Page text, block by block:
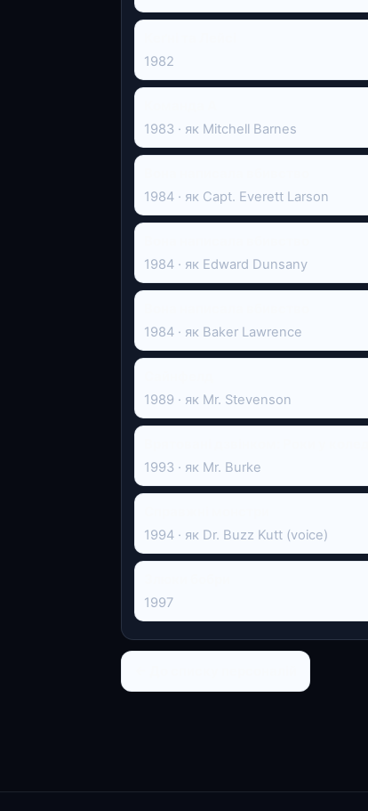
1982
1983 · як Mitchell Barnes
1984 · як Capt. Everett Larson
1984 · як Edward Dunsany
1984 · як Baker Lawrence
1989 · як Mr. Stevenson
1993 · як Mr. Burke
1994 · як Dr. Buzz Kutt (voice)
1997